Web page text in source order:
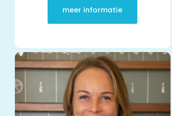
meer informatie